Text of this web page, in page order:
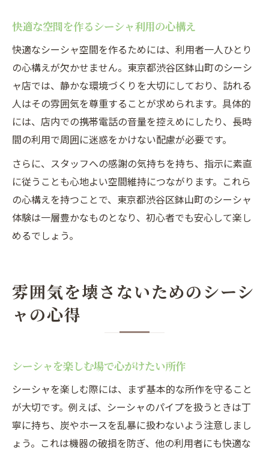
快適な空間を作るシーシャ利用の心構え
快適なシーシャ空間を作るためには、利用者一人ひとり
の心構えが欠かせません。東京都渋谷区鉢山町のシーシ
ャ店では、静かな環境づくりを大切にしており、訪れる
人はその雰囲気を尊重することが求められます。具体的
には、店内での携帯電話の音量を控えめにしたり、長時
間の利用で周囲に迷惑をかけない配慮が必要です。
さらに、スタッフへの感謝の気持ちを持ち、指示に素直
に従うことも心地よい空間維持につながります。これら
の心構えを持つことで、東京都渋谷区鉢山町のシーシャ
体験は一層豊かなものとなり、初心者でも安心して楽し
めるでしょう。
雰囲気を壊さないためのシーシ
ャの心得
シーシャを楽しむ場で心がけたい所作
シーシャを楽しむ際には、まず基本的な所作を守ること
が大切です。例えば、シーシャのパイプを扱うときは丁
寧に持ち、炭やホースを乱暴に扱わないよう注意しまし
ょう。これは機器の破損を防ぎ、他の利用者にも快適な